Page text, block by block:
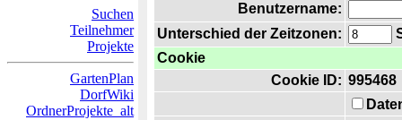
Suchen
Teilnehmer
Projekte
GartenPlan
DorfWiki
OrdnerProjekte_alt
Benutzername:
Unterschied der Zeitzonen:
Cookie
Cookie ID: 995468